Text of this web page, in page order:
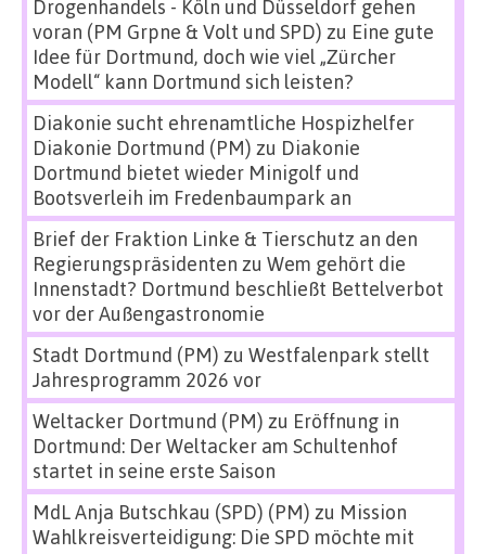
Drogenhandels - Köln und Düsseldorf gehen
voran (PM Grpne & Volt und SPD) zu Eine gute
Idee für Dortmund, doch wie viel „Zürcher
Modell“ kann Dortmund sich leisten?
Diakonie sucht ehrenamtliche Hospizhelfer
Diakonie Dortmund (PM) zu Diakonie
Dortmund bietet wieder Minigolf und
Bootsverleih im Fredenbaumpark an
Brief der Fraktion Linke & Tierschutz an den
Regierungspräsidenten zu Wem gehört die
Innenstadt? Dortmund beschließt Bettelverbot
vor der Außengastronomie
Stadt Dortmund (PM) zu Westfalenpark stellt
Jahresprogramm 2026 vor
Weltacker Dortmund (PM) zu Eröffnung in
Dortmund: Der Weltacker am Schultenhof
startet in seine erste Saison
MdL Anja Butschkau (SPD) (PM) zu Mission
Wahlkreisverteidigung: Die SPD möchte mit